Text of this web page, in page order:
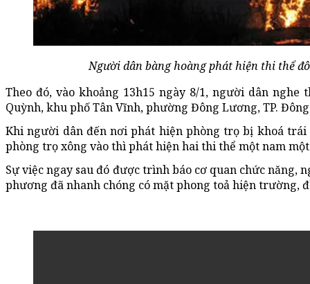
Người dân bàng hoàng phát hiện thi thể
Theo đó, vào khoảng 13h15 ngày 8/1, người dân
Quỳnh, khu phố Tân Vĩnh, phường Đông Lương, TP.
Khi người dân đến nơi phát hiện phòng trọ bị khoá
phòng trọ xông vào thì phát hiện hai thi thể một nam
Sự việc ngay sau đó được trình báo cơ quan chức
phương đã nhanh chóng có mặt phong toả hiện trường,